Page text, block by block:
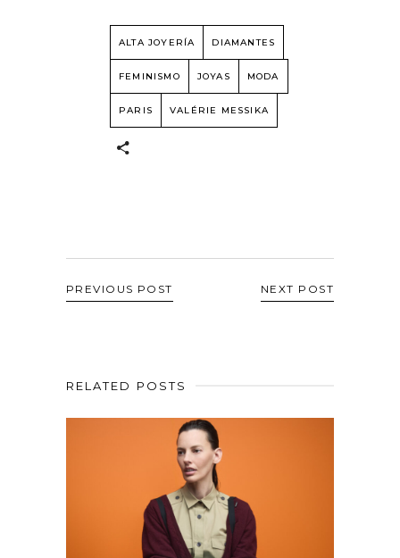
ALTA JOYERÍA DIAMANTES
FEMINISMO JOYAS MODA
PARIS VALÉRIE MESSIKA
PREVIOUS POST NEXT POST
RELATED POSTS